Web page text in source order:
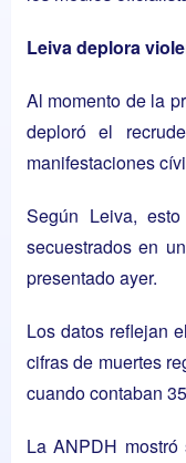
Leiva deplora
Al momento de la
deploró el
manifestaciones
Según Leiva,
secuestrados en
presentado ayer.
Los datos reflejan
cifras de muertes
cuando contaban
La ANPDH